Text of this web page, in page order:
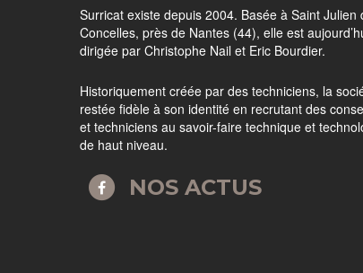
Surricat existe depuis 2004. Basée à Saint Julien
Concelles, près de Nantes (44), elle est
dirigée par Christophe Nail et Eric Bourdier.
Historiquement créée par des techniciens, la
restée fidèle à son identité en recrutant des
et techniciens au savoir-faire technique et
de haut niveau.
NOS ACTUS